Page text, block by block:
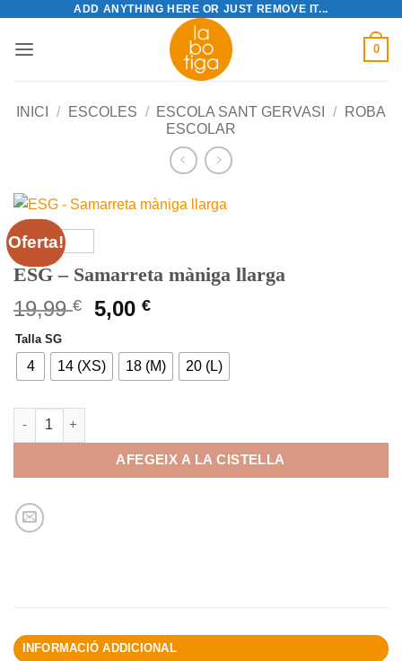
content
ADD ANYTHING HERE OR JUST REMOVE IT...
0
INICI / ESCOLES / ESCOLA SANT GERVASI /
ROBA
ESCOLAR
Oferta!
ESG – Samarreta màniga llarga
19,99€
El
preu
original
era:
5,00€El
actual
és:
Talla SG
4 14 (XS) 18 (M) 20 (L)
quantitat de ESG - Samarreta màniga llarga
AFEGEIX A LA CISTELLA
INFORMACIÓ ADDICIONAL